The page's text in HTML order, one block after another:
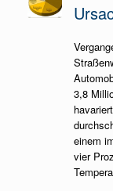
3,8
einem
vier